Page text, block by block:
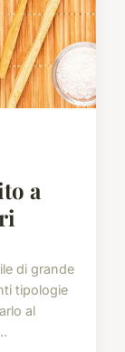
a
di grande
tipologie
al